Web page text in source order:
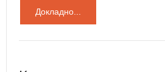
Докладно...